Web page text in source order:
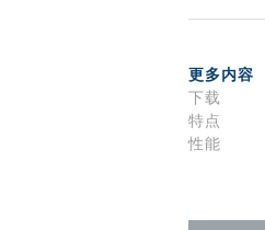
更多内容
下载
特点
性能